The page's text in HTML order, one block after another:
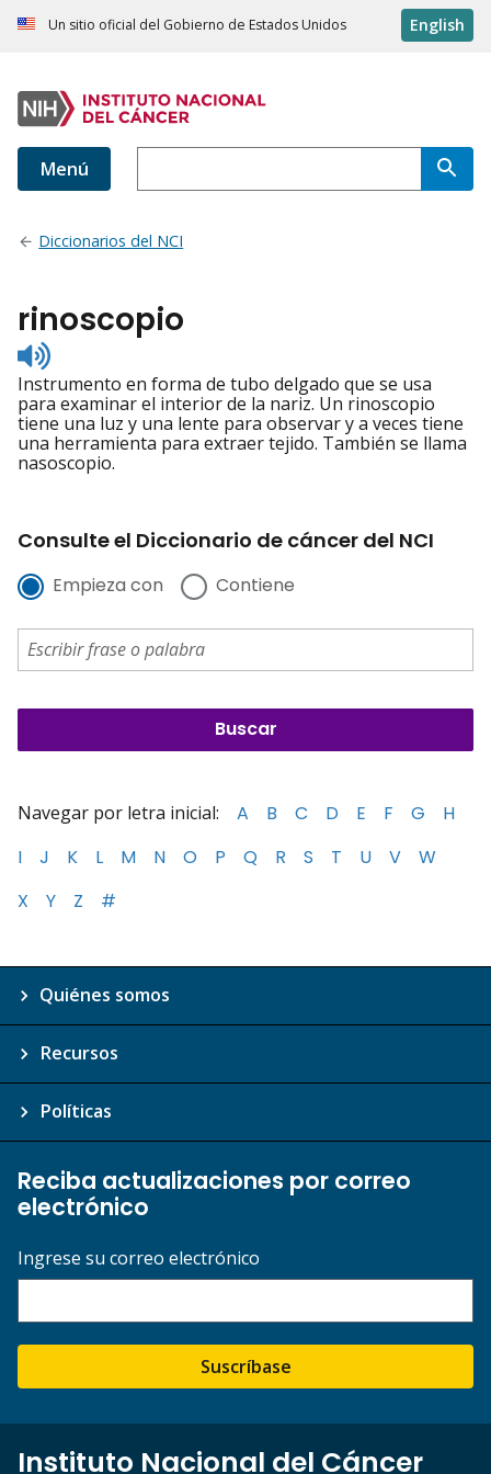
Un sitio oficial del Gobierno de Estados Unidos English
Menú
Diccionarios del NCI
rinoscopio
Listen
to
pronunciation
Instrumento en forma de tubo delgado que se usa
para examinar el interior de la nariz. Un rinoscopio
tiene una luz y una lente para observar y a veces tiene
una herramienta para extraer tejido. También se llama
nasoscopio.
Consulte el Diccionario de cáncer del NCI
Empieza con Contiene
Navegar por letra inicial: A B C D E F G
H
I
J K L M N O P Q R S T U V
W
X
Y Z #
Quiénes somos
Recursos
Políticas
Reciba actualizaciones por correo
electrónico
Ingrese su correo electrónico
Suscríbase
Instituto Nacional del Cáncer